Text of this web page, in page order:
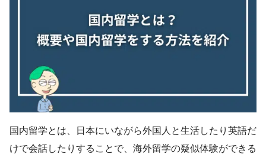
国内留学とは、日本にいながら外国人と生活したり英語だ
けで会話したりすることで、海外留学の疑似体験ができる